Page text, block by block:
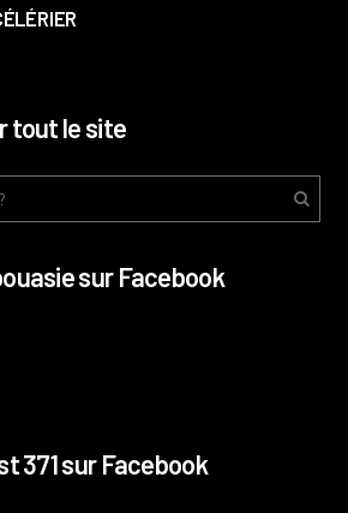
tout le site
sur Facebook
371 sur Facebook